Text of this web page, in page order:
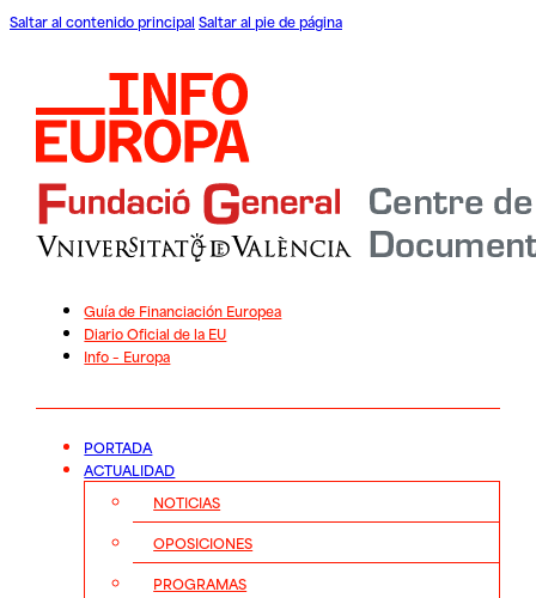
Saltar al contenido principal Saltar al pie de página
Guía de Financiación Europea
Diario Oficial de la EU
Info – Europa
PORTADA
ACTUALIDAD
NOTICIAS
OPOSICIONES
PROGRAMAS